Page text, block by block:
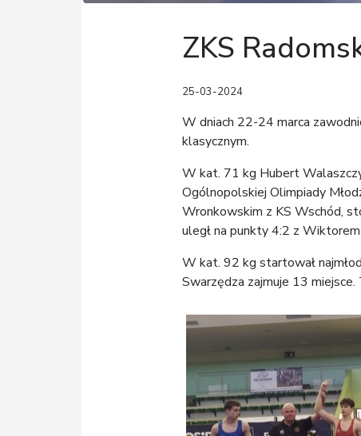
ZKS
25-03-2024
W dniach 22-24 marca
klasycznym.
W kat. 71 kg Hubert
Ogólnopolskiej Olimpiady
Wronkowskim z KS Wschód,
uległ na punkty 4:2 z
W kat. 92 kg startował
Swarzędza zajmuje 13